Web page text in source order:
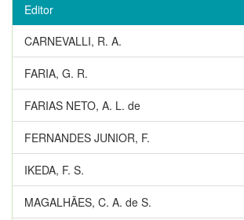
Editor
CARNEVALLI, R. A.
FARIA, G. R.
FARIAS NETO, A. L. de
FERNANDES JUNIOR, F.
IKEDA, F. S.
MAGALHÃES, C. A. de S.